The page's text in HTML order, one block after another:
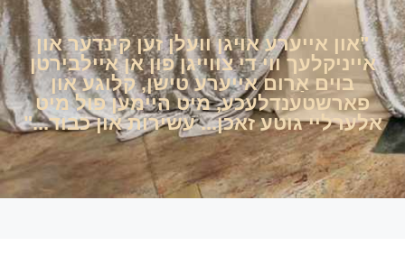
"און אייערע אויגן וועלן זען קינדער און
אייניקלעך ווי די צווייגן פון אן איילבירטן
בוים אַרום אייערע טישן, קלוגע און
פארשטענדלעכע, מיט היימען פול מיט
אלערליי גוטע זאכן... עשירות און כבוד..."